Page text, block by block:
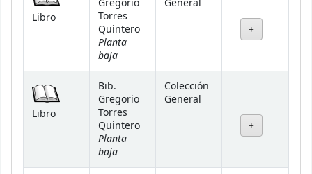
Libro
Gregorio
Torres
Quintero
Planta
baja
General
Libro
Bib.
Gregorio
Torres
Quintero
Planta
baja
Colección
General